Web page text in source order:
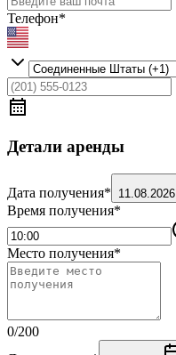
Телефон*
Детали аренды
Дата получения* 11.08.2026
Время получения*
Место получения*
0/200